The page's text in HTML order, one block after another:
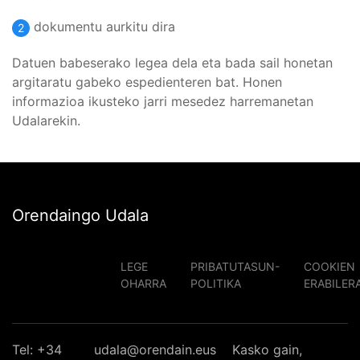
2 dokumentu aurkitu dira
Datuen babeserako legea dela eta bada sail honetan
argitaratu gabeko espedienteren bat. Honen
informazioa ikusteko jarri mesedez harremanetan
Udalarekin.
Orendaingo Udala
LEGE
OHARRA
PRIBATUTASUN-
POLITIKA
COOKIEN
Tel: +34 udala@orendain.eus Kasko gain,